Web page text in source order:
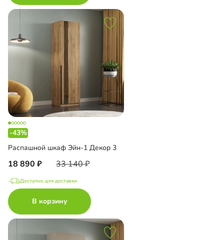
-43%
Распашной шкаф Эйн-1 Декор 3
18 890 33 140
Доступно для доставки
В корзину